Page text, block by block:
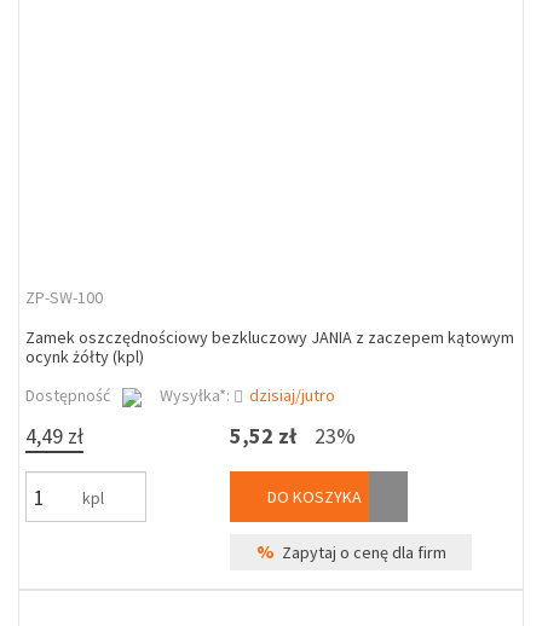
ZP-SW-100
Zamek oszczędnościowy bezkluczowy JANIA z zaczepem kątowym
ocynk żółty (kpl)
Dostępność
Wysyłka*: dzisiaj/jutro
4,49 zł
kpl
5,52 zł 23%
DO KOSZYKA
% Zapytaj o cenę dla firm